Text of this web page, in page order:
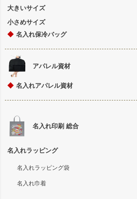
大きいサイズ
小さめサイズ
◆ 名入れ保冷バッグ
アパレル資材
◆ 名入れアパレル資材
名入れ印刷 総合
名入れラッピング
名入れラッピング袋
名入れ巾着